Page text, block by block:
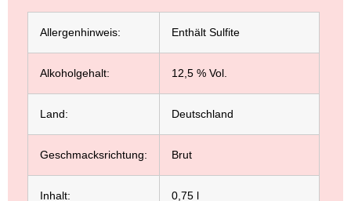
Allergenhinweis: Enthält Sulfite
Alkoholgehalt: 12,5 % Vol.
Land: Deutschland
Geschmacksrichtung: Brut
Inhalt: 0,75 l